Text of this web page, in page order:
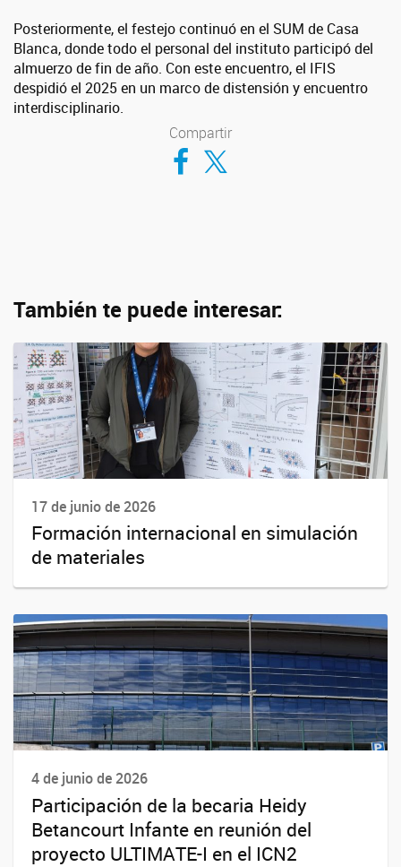
Posteriormente, el festejo continuó en el SUM de Casa
Blanca, donde todo el personal del instituto participó del
almuerzo de fin de año. Con este encuentro, el IFIS
despidió el 2025 en un marco de distensión y encuentro
interdisciplinario.
Compartir
Compartir en Facebook
Compartir en Twitter
También te puede interesar:
17 de junio de 2026
Formación internacional en simulación
de materiales
4 de junio de 2026
Participación de la becaria Heidy
Betancourt Infante en reunión del
proyecto ULTIMATE-I en el ICN2